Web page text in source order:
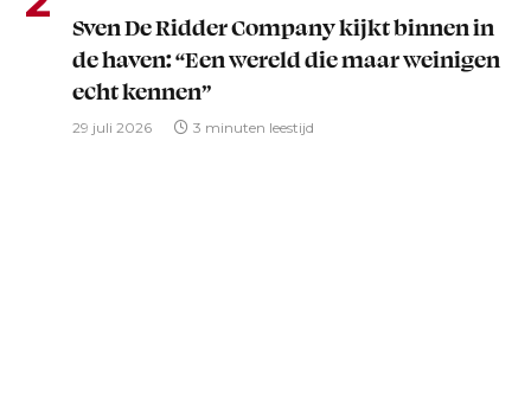
Sven De Ridder Company kijkt binnen in
de haven: “Een wereld die maar weinigen
echt kennen”
29 juli 2026 3 minuten leestijd